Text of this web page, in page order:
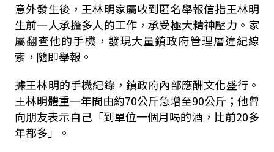
意外發生後，王林明家屬收到匿名舉報信指王林明
生前一人承擔多人的工作，承受極大精神壓力。家
屬翻查他的手機，發現大量鎮政府管理層違紀線
索，隨即舉報。
據王林明的手機紀錄，鎮政府內部應酬文化盛行。
王林明體重一年間由約70公斤急增至90公斤；他曾
向朋友表示自己「到單位一個月喝的酒，比前20多
年都多」。